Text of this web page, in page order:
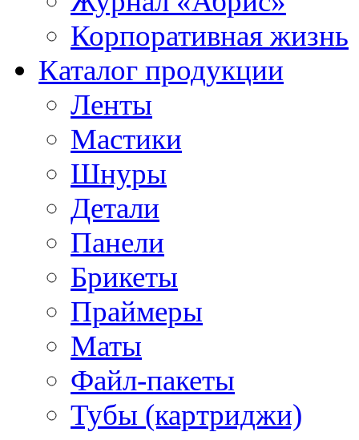
Корпоративная жизнь
Каталог продукции
Ленты
Мастики
Шнуры
Детали
Панели
Брикеты
Праймеры
Маты
Файл-пакеты
Тубы (картриджи)